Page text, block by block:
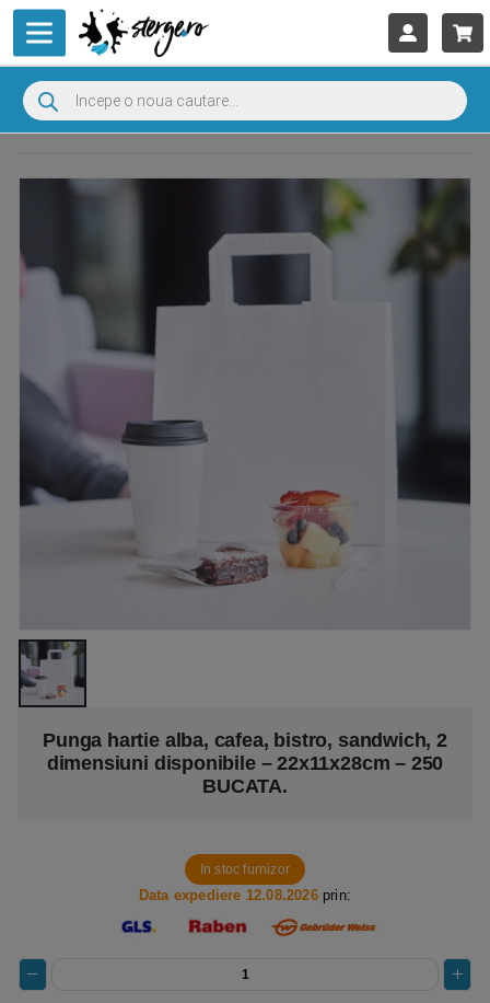
Punga hartie alba, cafea, bistro, sandwich, 2
dimensiuni disponibile – 22x11x28cm – 250
BUCATA.
In stoc furnizor
Data expediere 12.08.2026prin: